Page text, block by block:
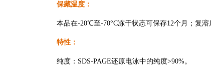
保藏温度：
本品在-20℃至-70°C冻干状态可保存12个月；复
特性：
纯度：SDS-PAGE还原电泳中的纯度>90%。